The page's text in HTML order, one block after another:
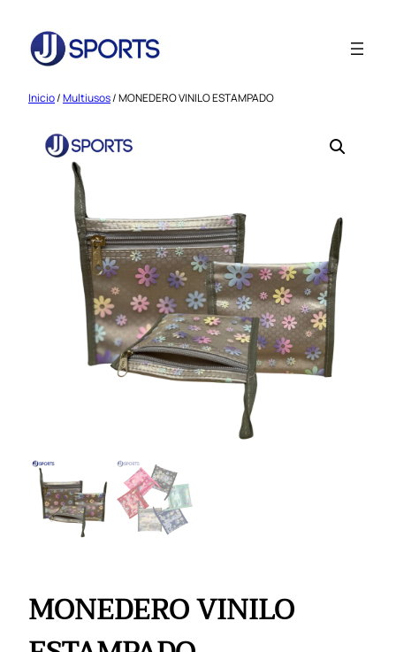
contenido
Inicio/Multiusos/ MONEDERO VINILO ESTAMPADO
MONEDERO VINILO